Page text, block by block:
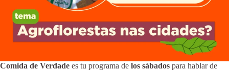
Comida de Verdade es tu programa de los sábados para hablar de